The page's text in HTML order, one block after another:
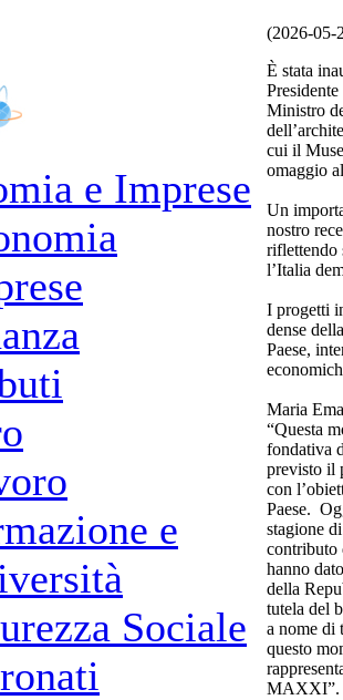
e Imprese
e
Sociale
(2026-05-
È stata
Ministro
cui il
omaggio
Un
nostro
riflettendo
l’Italia
I progetti
dense
Paese,
Maria
“Questa
fondativa
previsto il
con
Paese.
stagione
contributo
hanno
della
tutela del
a nome di
questo
MAXXI”.